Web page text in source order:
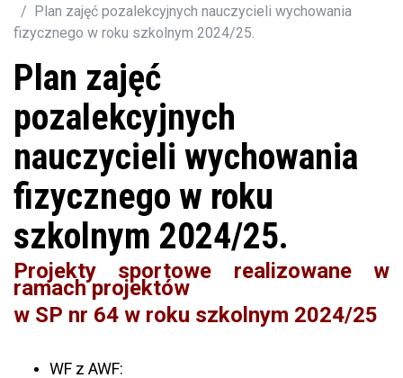
Plan zajęć pozalekcyjnych nauczycieli wychowania
fizycznego w roku szkolnym 2024/25.
Plan zajęć
pozalekcyjnych
nauczycieli wychowania
fizycznego w roku
szkolnym 2024/25.
Projekty sportowe realizowane w
ramach projektów
w SP nr 64 w roku szkolnym 2024/25
WF z AWF: